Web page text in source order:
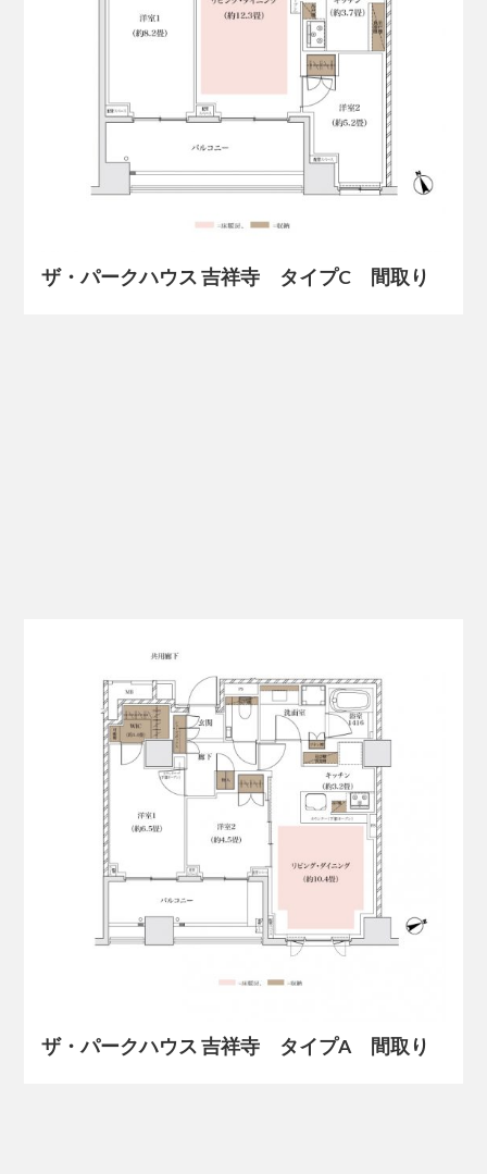
ザ・パークハウス 吉祥寺 タイプC 間取り
ザ・パークハウス 吉祥寺 タイプA 間取り